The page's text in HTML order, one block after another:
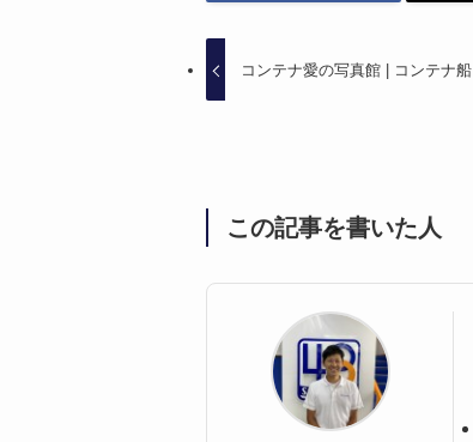
コンテナ愛の写真館 | コンテナ船
この記事を書いた人